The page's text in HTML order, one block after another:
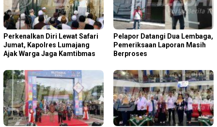
Perkenalkan Diri Lewat Safari
Jumat, Kapolres Lumajang
Ajak Warga Jaga Kamtibmas
Pelapor Datangi Dua Lembaga,
Pemeriksaan Laporan Masih
Berproses